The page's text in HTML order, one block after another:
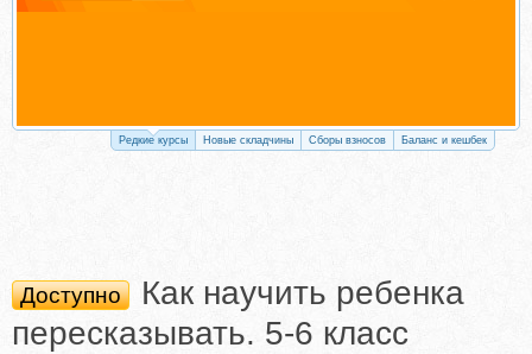
Редкие курсы Новые складчины Сборы взносов Баланс и кешбек
Доступно
Как научить ребенка
пересказывать. 5-6 класс